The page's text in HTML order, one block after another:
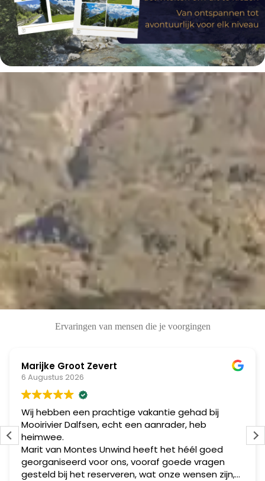
Ervaringen van mensen die je voorgingen
Marijke Groot Zevert
6 Augustus 2026
Wij hebben een prachtige vakantie gehad bij
Mooirivier Dalfsen, echt een aanrader, heb
heimwee.
Marit van Montes Unwind heeft het héél goed
georganiseerd voor ons, vooraf goede vragen
gesteld bij het reserveren, wat onze wensen zijn,